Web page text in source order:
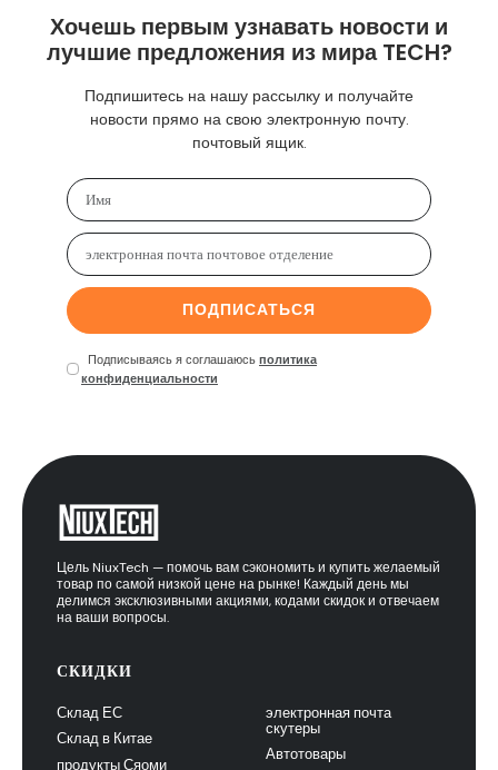
Хочешь первым узнавать новости и
лучшие предложения из мира TECH?
Подпишитесь на нашу рассылку и получайте
новости прямо на свою электронную почту.
почтовый ящик.
ПОДПИСАТЬСЯ
Подписываясь я соглашаюсь политика
конфиденциальности
Цель NiuxTech — помочь вам сэкономить и купить желаемый
товар по самой низкой цене на рынке! Каждый день мы
делимся эксклюзивными акциями, кодами скидок и отвечаем
на ваши вопросы.
СКИДКИ
Склад ЕС
Склад в Китае
продукты Сяоми
электронная почта
скутеры
Автотовары